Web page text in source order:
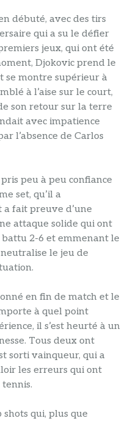
débuté, avec des tirs
qui a su le défier
jeux, qui ont été
Djokovic prend le
se montre supérieur à
à l’aise sur le court,
son retour sur la terre
avec impatience
l’absence de Carlos
peu à peu confiance
set, qu’il a
fait preuve d’une
attaque solide qui ont
2-6 et emmenant le
le jeu de
en fin de match et le
à quel point
il s’est heurté à un
Tous deux ont
sorti vainqueur, qui a
les erreurs qui ont
qui, plus que